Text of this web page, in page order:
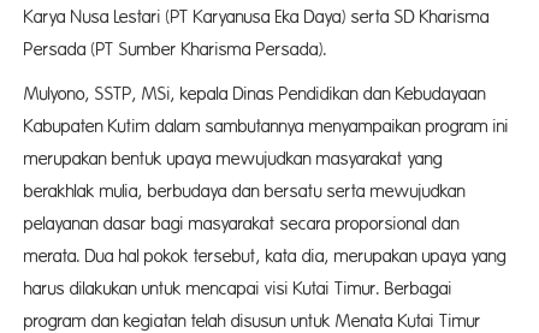
Karya Nusa Lestari (PT Karyanusa Eka Daya) serta SD Kharisma
Persada (PT Sumber Kharisma Persada).
Mulyono, SSTP, MSi, kepala Dinas Pendidikan dan Kebudayaan
Kabupaten Kutim dalam sambutannya menyampaikan program ini
merupakan bentuk upaya mewujudkan masyarakat yang
berakhlak mulia, berbudaya dan bersatu serta mewujudkan
pelayanan dasar bagi masyarakat secara proporsional dan
merata. Dua hal pokok tersebut, kata dia, merupakan upaya yang
harus dilakukan untuk mencapai visi Kutai Timur. Berbagai
program dan kegiatan telah disusun untuk Menata Kutai Timur